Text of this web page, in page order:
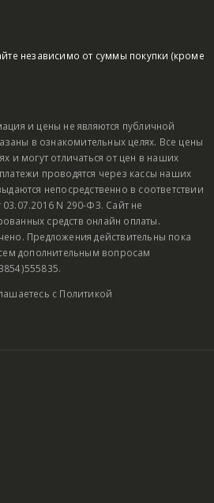
независимо от суммы покупки (кроме
и цены не являются публичной
в ознакомительных целях. Все цены
и могут отличаться от цен в наших
проводятся через кассы наших
непосредственно в соответствии
N 290-ФЗ. Сайт не
средств онлайн оплаты.
Предложения действительны пока
дополнительным вопросам
с Политикой